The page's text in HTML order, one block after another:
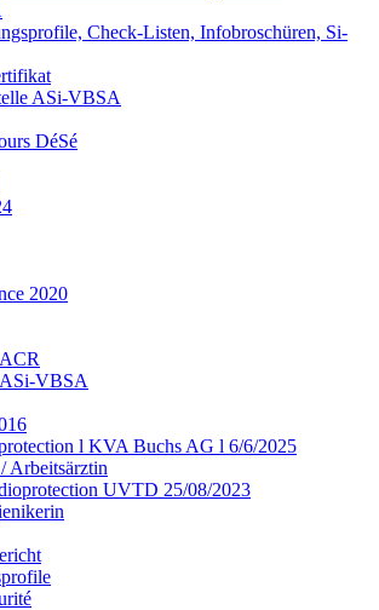
Check-Listen, Infobroschüren, Si-
ASi-VBSA
DéSé
2020
ASi-VBSA
l KVA Buchs AG l 6/6/2025
Arbeitsärztin
UVTD 25/08/2023